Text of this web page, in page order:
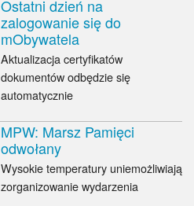
Ostatni dzień na
zalogowanie się do
mObywatela
Aktualizacja certyfikatów
dokumentów odbędzie się
automatycznie
MPW: Marsz Pamięci
odwołany
Wysokie temperatury uniemożliwiają
zorganizowanie wydarzenia